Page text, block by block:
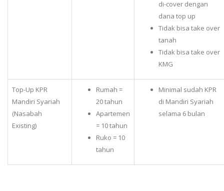
di-cover dengan
dana top up
Tidak bisa take over
tanah
Tidak bisa take over
KMG
Top-Up KPR
Mandiri Syariah
(Nasabah
Existing)
Rumah =
20 tahun
Apartemen
= 10 tahun
Ruko = 10
tahun
Minimal sudah KPR
di Mandiri Syariah
selama 6 bulan